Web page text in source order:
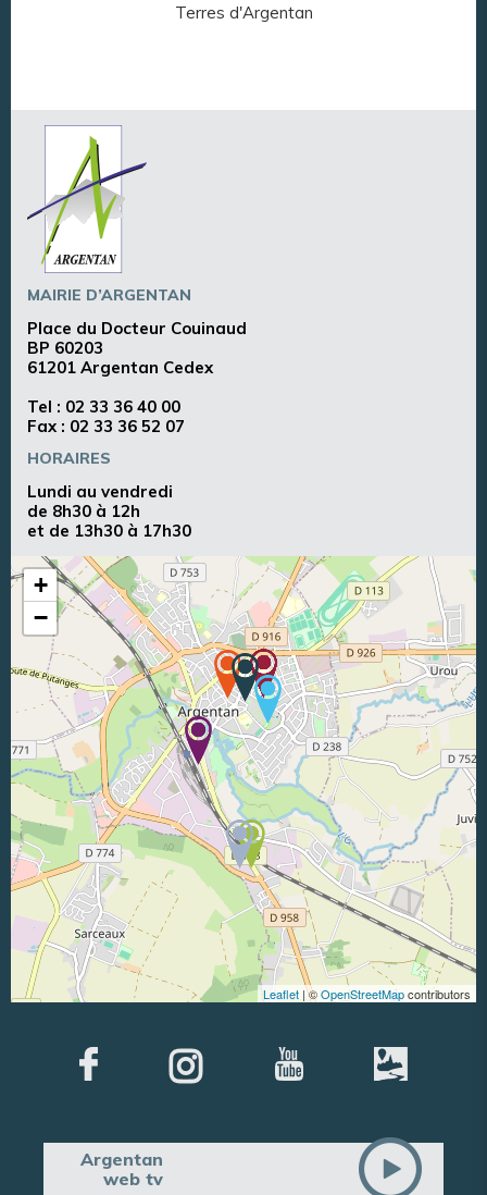
Terres d'Argentan
MAIRIE D’ARGENTAN
Place du Docteur Couinaud
BP 60203
61201 Argentan Cedex
Tel : 02 33 36 40 00
Fax : 02 33 36 52 07
HORAIRES
Lundi au vendredi
de 8h30 à 12h
et de 13h30 à 17h30
+
−
Leaflet | ©OpenStreetMapcontributors
Argentan
web tv